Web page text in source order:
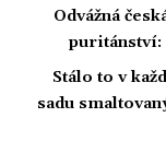
Odvážná
puritánství:
Stálo to v
sadu